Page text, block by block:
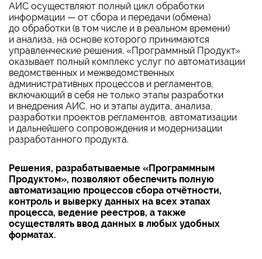
АИС осуществляют полный цикл обработки
информации — от сбора и передачи (обмена)
до обработки (в том числе и в реальном времени)
и анализа, на основе которого принимаются
управленческие решения. «Программный Продукт»
оказывает полный комплекс услуг по автоматизации
ведомственных и межведомственных
административных процессов и регламентов,
включающий в себя не только этапы разработки
и внедрения АИС, но и этапы аудита, анализа,
разработки проектов регламентов, автоматизации
и дальнейшего сопровождения и модернизации
разработанного продукта.
Решения, разрабатываемые «Программным
Продуктом», позволяют обеспечить полную
автоматизацию процессов сбора отчётности,
контроль и выверку данных на всех этапах
процесса, ведение реестров, а также
осуществлять ввод данных в любых удобных
форматах.